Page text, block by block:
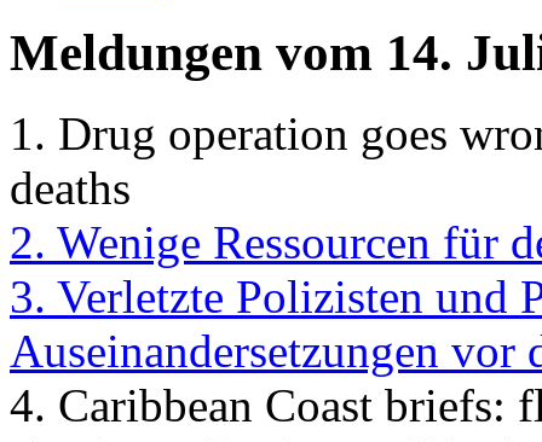
Meldungen vom 14.
1. Drug operation goes
deaths
2. Wenige Ressourcen für
3. Verletzte Polizisten und
Auseinandersetzungen vor
4. Caribbean Coast briefs: